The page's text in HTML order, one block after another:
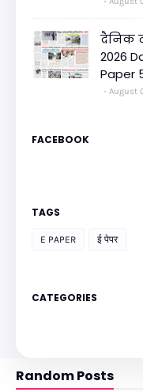
दैनिक
2026
Paper
August
FACEBOOK
TAGS
E PAPER ई पेपर
CATEGORIES
Random Posts